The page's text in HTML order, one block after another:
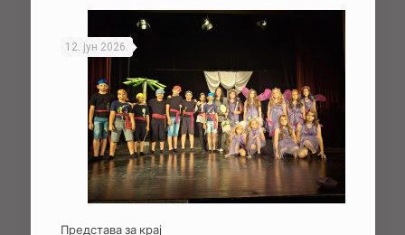
12. јун 2026.
Представа за крај